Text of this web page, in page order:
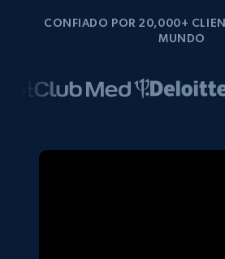
CONFIADO POR 20,000+
MUNDO